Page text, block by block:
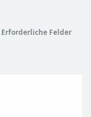
Erforderliche Felder